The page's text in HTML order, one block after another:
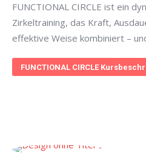
FUNCTIONAL CIRCLE ist ein
Zirkeltraining, das Kraft,
effektive Weise kombiniert –
FUNCTIONAL CIRCLE